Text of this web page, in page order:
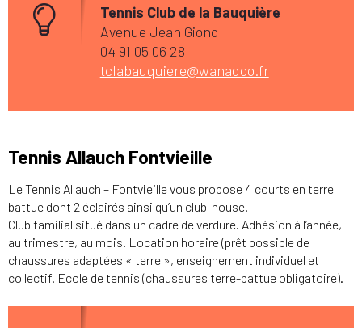
Tennis Club de la Bauquière
Avenue Jean Giono
04 91 05 06 28
tclabauquiere@wanadoo.fr
Tennis Allauch Fontvieille
Le Tennis Allauch – Fontvieille vous propose 4 courts en terre
battue dont 2 éclairés ainsi qu’un club-house.
Club familial situé dans un cadre de verdure. Adhésion à l’année,
au trimestre, au mois. Location horaire (prêt possible de
chaussures adaptées « terre », enseignement individuel et
collectif. Ecole de tennis (chaussures terre-battue obligatoire).